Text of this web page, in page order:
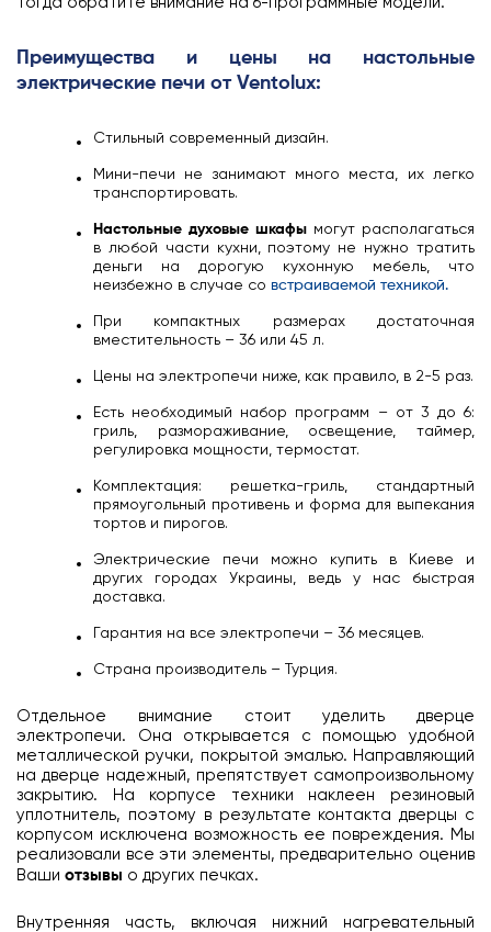
Преимущества и цены на настольные
электрические печи от Ventolux:
Стильный современный дизайн.
Мини-печи не занимают много места, их легко
транспортировать.
Настольные духовые шкафы могут располагаться
в любой части кухни, поэтому не нужно тратить
деньги на дорогую кухонную мебель, что
неизбежно в случае со встраиваемой техникой.
При компактных размерах достаточная
вместительность – 36 или 45 л.
Цены на электропечи ниже, как правило, в 2-5 раз.
Есть необходимый набор программ – от 3 до 6:
гриль, размораживание, освещение, таймер,
регулировка мощности, термостат.
Комплектация: решетка-гриль, стандартный
прямоугольный противень и форма для выпекания
тортов и пирогов.
Электрические печи можно купить в Киеве и
других городах Украины, ведь у нас быстрая
доставка.
Гарантия на все электропечи – 36 месяцев.
Страна производитель – Турция.
Отдельное внимание стоит уделить дверце
электропечи. Она открывается с помощью удобной
металлической ручки, покрытой эмалью. Направляющий
на дверце надежный, препятствует самопроизвольному
закрытию. На корпусе техники наклеен резиновый
уплотнитель, поэтому в результате контакта дверцы с
корпусом исключена возможность ее повреждения. Мы
реализовали все эти элементы, предварительно оценив
Ваши отзывы о других печках.
Внутренняя часть, включая нижний нагревательный